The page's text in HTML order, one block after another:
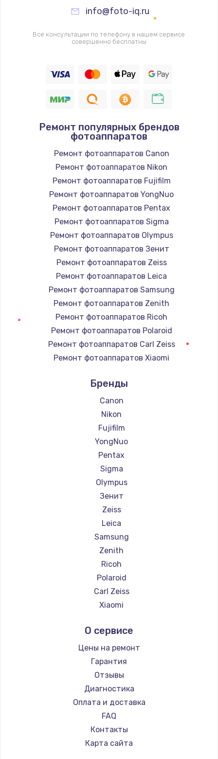
Замена жерновов
2500 руб.
Заказать
2300 руб.
2850 руб.
Заказать
Ремонт электромагнитного клапана
2050 руб.
Заказать
Ремонт дренажа
2400 руб.
Заказать
Чистка дренажа
1500 руб.
Заказать
Ремонт электронного узла
3650 руб.
Заказать
info@foto-iq.ru
Все консультации по телефону в нашем сервисе
совершенно бесплатны
Ремонт популярных брендов
фотоаппаратов
Ремонт фотоаппаратов Canon
Ремонт фотоаппаратов Nikon
Ремонт фотоаппаратов Fujifilm
Ремонт фотоаппаратов YongNuo
Ремонт фотоаппаратов Pentax
Ремонт фотоаппаратов Sigma
Ремонт фотоаппаратов Olympus
Ремонт фотоаппаратов Зенит
Ремонт фотоаппаратов Zeiss
Ремонт фотоаппаратов Leica
Ремонт фотоаппаратов Samsung
Ремонт фотоаппаратов Zenith
Ремонт фотоаппаратов Ricoh
Ремонт фотоаппаратов Polaroid
Ремонт фотоаппаратов Carl Zeiss
Ремонт фотоаппаратов Xiaomi
Ремонт фотоаппаратов Kodak
Ремонт фотоаппаратов Blackmagic
Бренды
Canon
Nikon
Fujifilm
YongNuo
Pentax
Sigma
Olympus
Зенит
Zeiss
Leica
Samsung
Zenith
Ricoh
Polaroid
Carl Zeiss
Xiaomi
Kodak
Blackmagic
О сервисе
Цены на ремонт
Гарантия
Отзывы
Диагностика
Оплата и доставка
FAQ
Контакты
Карта сайта